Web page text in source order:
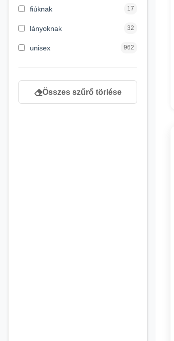
7 éves kortól 53
fiúknak 17
lányoknak 32
unisex 962
Összes szűrő törlése